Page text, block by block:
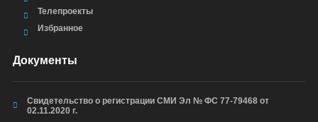
Телепроекты
Избранное
Документы
Свидетельство о регистрации СМИ Эл № ФС 77-79468 от
02.11.2020 г.